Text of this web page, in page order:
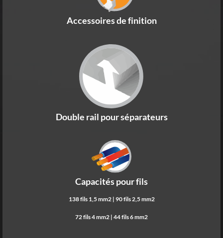
Accessoires de finition
Double rail pour séparateurs
Capacités pour fils
138 fils 1,5 mm2 | 90 fils 2,5 mm2
72 fils 4 mm2 | 44 fils 6 mm2